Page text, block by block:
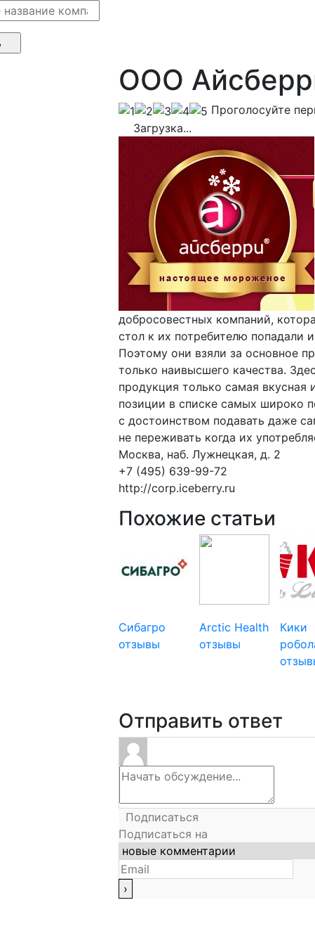
ООО
Проголосуйте
Загрузка...
добросовестных компаний,
стол к их потребителю попадали
Поэтому они взяли за основное
только наивысшего качества.
продукция только самая
позиции в списке самых широко
с достоинством подавать даже
не переживать когда их
Москва, наб. Лужнецкая, д. 2
+7 (495) 639-99-72
http://corp.iceberry.ru
Похожие статьи
Сибагро
отзывы
Arctic Health
отзывы
Кики
Отправить ответ
Подписаться
Подписаться на